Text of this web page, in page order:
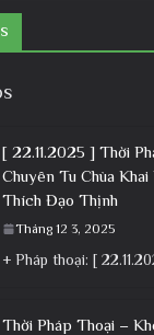
[ 22.11.2025 ] Thời
Chuyên Tu Chùa
Thích Đạo Thịnh
Tháng 12 3, 2025
Thời Pháp Thoại –